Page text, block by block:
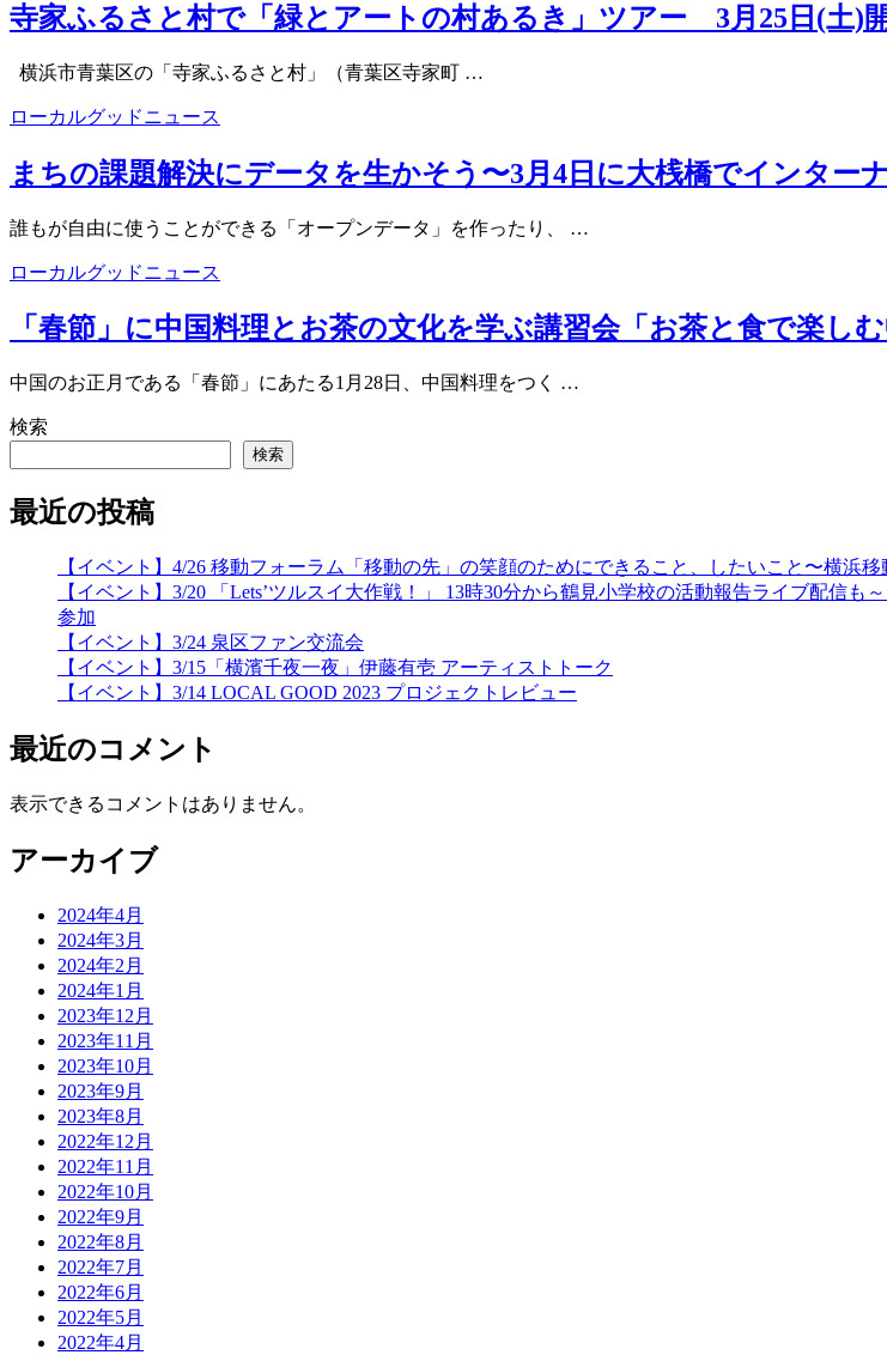
寺家ふるさと村で「緑とアートの村あるき」ツアー 3月25日(土)
横浜市青葉区の「寺家ふるさと村」（青葉区寺家町 …
ローカルグッドニュース
まちの課題解決にデータを生かそう〜3月4日に大桟橋でインター
誰もが自由に使うことができる「オープンデータ」を作ったり、 …
ローカルグッドニュース
「春節」に中国料理とお茶の文化を学ぶ講習会「お茶と食で楽しむ
中国のお正月である「春節」にあたる1月28日、中国料理をつく …
検索
検索
最近の投稿
【イベント】4/26 移動フォーラム「移動の先」の笑顔のためにできること、したいこと〜横浜
【イベント】3/20 「Lets’ツルスイ大作戦！」 13時30分から鶴見小学校の活動報告ライブ配信
参加
【イベント】3/24 泉区ファン交流会
【イベント】3/15「横濱千夜一夜」伊藤有壱 アーティストトーク
【イベント】3/14 LOCAL GOOD 2023 プロジェクトレビュー
最近のコメント
表示できるコメントはありません。
アーカイブ
2024年4月
2024年3月
2024年2月
2024年1月
2023年12月
2023年11月
2023年10月
2023年9月
2023年8月
2022年12月
2022年11月
2022年10月
2022年9月
2022年8月
2022年7月
2022年6月
2022年5月
2022年4月